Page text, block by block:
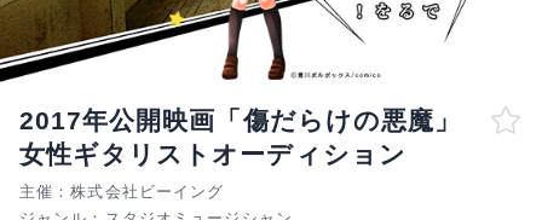
2017年公開映画「傷だらけの悪魔」
女性ギタリストオーディション
主催：株式会社ビーイング